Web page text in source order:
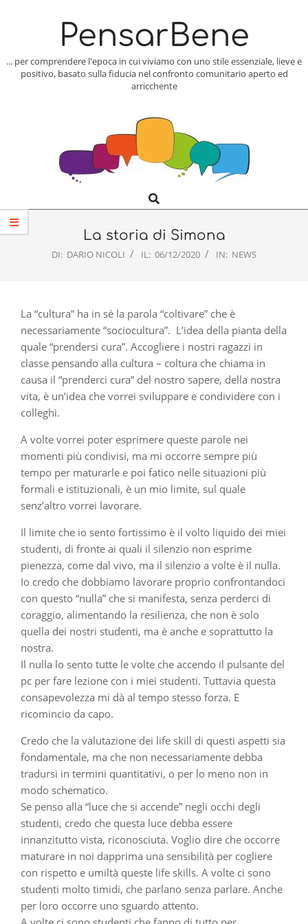
PensarBene
... per comprendere l'epoca in cui viviamo con uno stile essenziale, lieve e
positivo, basato sulla fiducia nel confronto comunitario aperto ed
arricchente
Navigation
Menu
Search
La storia di Simona
DI: DARIO NICOLI IL: 06/12/2020 IN: NEWS
La “cultura” ha in sé la parola “coltivare” che è
necessariamente “sociocultura”. L’idea della pianta della
quale “prendersi cura”. Accogliere i nostri ragazzi in
classe pensando alla cultura – coltura che chiama in
causa il “prenderci cura” del nostro sapere, della nostra
vita, è un’idea che vorrei sviluppare e condividere con i
colleghi.
A volte vorrei poter esprimere queste parole nei
momenti più condivisi, ma mi occorre sempre più
tempo per maturarle e poi fatico nelle situazioni più
formali e istituzionali, è un mio limite, sul quale
senz’altro vorrei lavorare.
Il limite che io sento fortissimo è il volto liquido dei miei
studenti, di fronte ai quali il silenzio non esprime
pienezza, come dal vivo, ma il silenzio a volte è il nulla.
Io credo che dobbiamo lavorare proprio confrontandoci
con questo “nulla” che si manifesta, senza perderci di
coraggio, alimentando la resilienza, che non è solo
quella dei nostri studenti, ma è anche e soprattutto la
nostra.
Il nulla lo sento tutte le volte che accendo il pulsante del
pc per fare lezione con i miei studenti. Tuttavia questa
consapevolezza mi dà al tempo stesso forza. E
ricomincio da capo.
Credo che la valutazione dei life skill di questi aspetti sia
fondamentale, ma che non necessariamente debba
tradursi in termini quantitativi, o per lo meno non in
modo schematico.
Se penso alla “luce che si accende” negli occhi degli
studenti, credo che questa luce debba essere
innanzitutto vista, riconosciuta. Voglio dire che occorre
maturare in noi dapprima una sensibilità per cogliere
con rispetto e umiltà queste life skills. A volte ci sono
studenti molto timidi, che parlano senza parlare. Anche
per loro occorre uno sguardo attento.